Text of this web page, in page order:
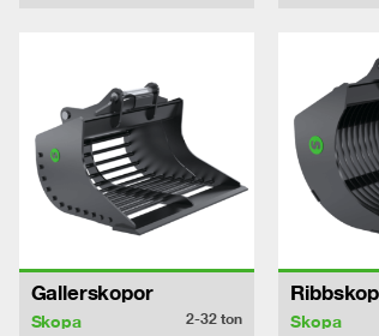
Gallerskopor
Skopa 2-32ton Skopa